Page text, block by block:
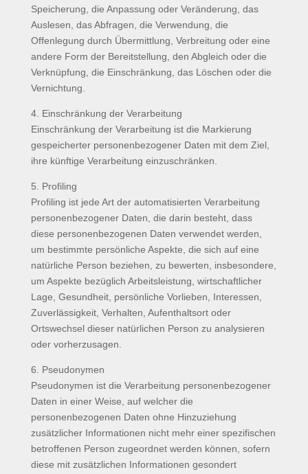
Speicherung, die Anpassung oder Veränderung, das
Auslesen, das Abfragen, die Verwendung, die
Offenlegung durch Übermittlung, Verbreitung oder eine
andere Form der Bereitstellung, den Abgleich oder die
Verknüpfung, die Einschränkung, das Löschen oder die
Vernichtung.
4. Einschränkung der Verarbeitung
Einschränkung der Verarbeitung ist die Markierung
gespeicherter personenbezogener Daten mit dem Ziel,
ihre künftige Verarbeitung einzuschränken.
5. Profiling
Profiling ist jede Art der automatisierten Verarbeitung
personenbezogener Daten, die darin besteht, dass
diese personenbezogenen Daten verwendet werden,
um bestimmte persönliche Aspekte, die sich auf eine
natürliche Person beziehen, zu bewerten, insbesondere,
um Aspekte bezüglich Arbeitsleistung, wirtschaftlicher
Lage, Gesundheit, persönliche Vorlieben, Interessen,
Zuverlässigkeit, Verhalten, Aufenthaltsort oder
Ortswechsel dieser natürlichen Person zu analysieren
oder vorherzusagen.
6. Pseudonymen
Pseudonymen ist die Verarbeitung personenbezogener
Daten in einer Weise, auf welcher die
personenbezogenen Daten ohne Hinzuziehung
zusätzlicher Informationen nicht mehr einer spezifischen
betroffenen Person zugeordnet werden können, sofern
diese mit zusätzlichen Informationen gesondert